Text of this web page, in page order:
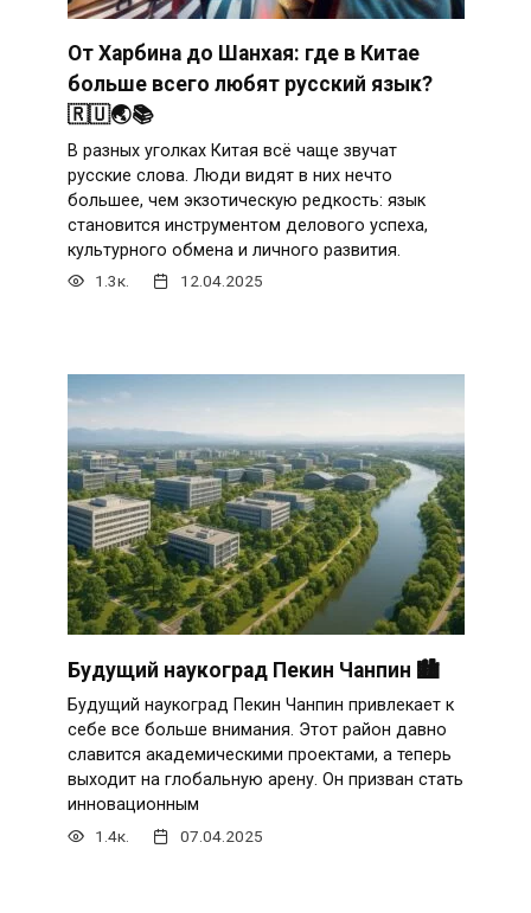
От Харбина до Шанхая: где в Китае
больше всего любят русский язык?
🇷🇺🌏📚
В разных уголках Китая всё чаще звучат
русские слова. Люди видят в них нечто
большее, чем экзотическую редкость: язык
становится инструментом делового успеха,
культурного обмена и личного развития.
1.3к. 12.04.2025
Будущий наукоград Пекин Чанпин 🏙
Будущий наукоград Пекин Чанпин привлекает к
себе все больше внимания. Этот район давно
славится академическими проектами, а теперь
выходит на глобальную арену. Он призван стать
инновационным
1.4к. 07.04.2025